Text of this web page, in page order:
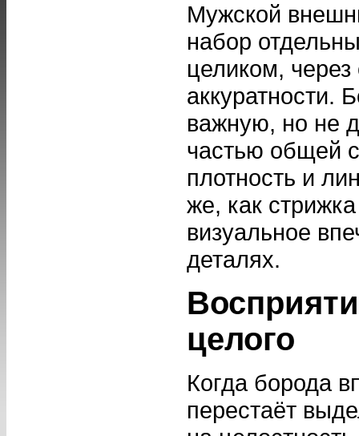
Мужской
набор
целиком,
аккуратности.
важную, но не
частью общей
плотность и
же, как
визуальное
деталях.
целого
Когда борода
перестаёт